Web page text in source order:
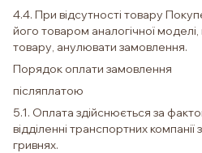
4.4. При відсутності товару
його товаром аналогічної
товару, анулювати замовлення.
Порядок оплати замовлення
післяплатою
5.1. Оплата здійснюється за
відділенні транспортних компанії
гривнях.